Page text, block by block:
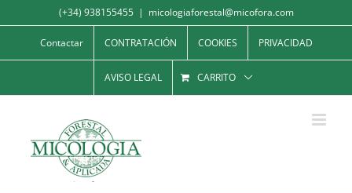
al
contenido
(+34) 938155455 | micologiaforestal@micofora.com
Contactar CONTRATACIÓN COOKIES PRIVACIDAD
AVISO LEGAL CARRITO